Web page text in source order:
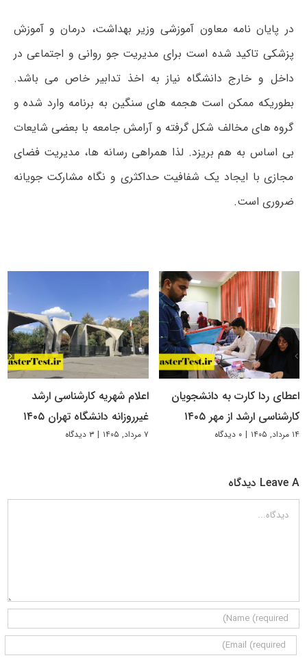
در پایان نامه معاون آموزشی وزیر بهداشت، درمان و آموزش
پزشکی تاکید شده است برای مدیریت جو روانی و اجتماعی در
داخل و خارج دانشگاه نیاز به اخذ تدابیر خاص می باشد.
بطوریکه ممکن است هجمه های سنگین به برنامه وارد شده و
گروه های مخالف شکل گرفته و آرامش جامعه با بعضی شایعات
بی اساس به هم بریزد. لذا همراهی رسانه ها، مدیریت فضای
مجازی با ایجاد یک شفافیت حداکثری و نگاه مشارکت جویانه
ضروری است.
اعطای ردا کارت به دانشجویان
کارشناسی ارشد از مهر ۱۴۰۵
۱۴ مرداد, ۱۴۰۵ | ۰ دیدگاه
اعلام شهریه کارشناسی ارشد
غیرروزانه دانشگاه تهران ۱۴۰۵
۷ مرداد, ۱۴۰۵ | ۳ دیدگاه
Leave A دیدگاه
دیدگاه